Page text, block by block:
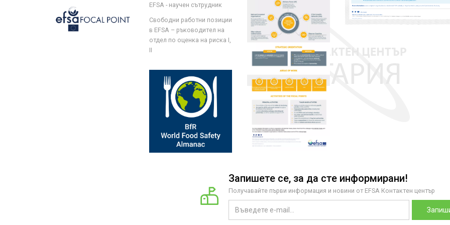
EFSA - научен сътрудник
Свободни работни позиции
в EFSA – ръководител на
отдел по оценка на риска I,
II
Запишете се, за да сте информирани!
Получавайте първи информация и новини от EFSA Контактен център